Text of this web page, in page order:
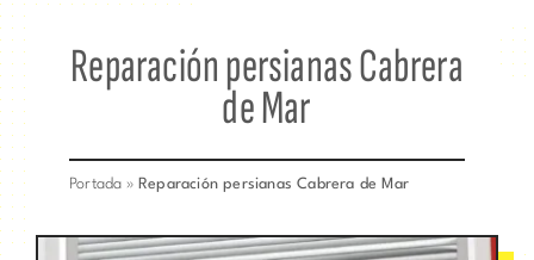
CERRAJERÍA
CONSEJOS
Reparación persianas Cabrera
de Mar
Portada » Reparación persianas Cabrera de Mar